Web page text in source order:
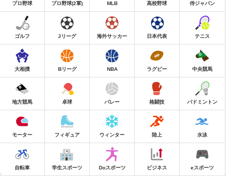
プロ野球 プロ野球(2軍) MLB 高校野球 侍ジャパン
ゴルフ Jリーグ 海外サッカー 日本代表 テニス
大相撲 Bリーグ NBA ラグビー 中央競馬
地方競馬 卓球 バレー 格闘技 バドミントン
モーター フィギュア ウィンター 陸上 水泳
自転車 学生スポーツ Doスポーツ ビジネス eスポーツ